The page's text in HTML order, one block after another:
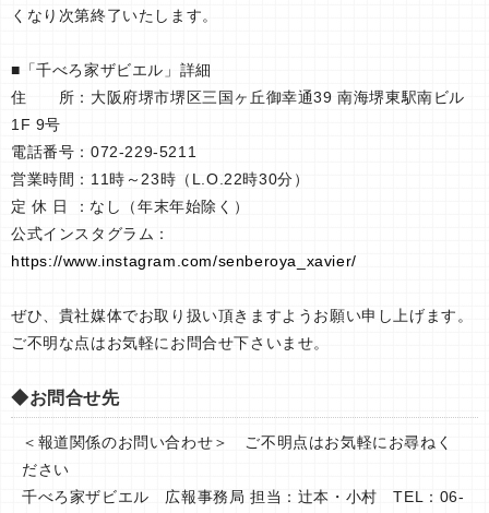
くなり次第終了いたします。
■「千べろ家ザビエル」詳細
住 所：大阪府堺市堺区三国ヶ丘御幸通39 南海堺東駅南ビル
1F 9号
電話番号：072-229-5211
営業時間：11時～23時（L.O.22時30分）
定 休 日 ：なし（年末年始除く）
公式インスタグラム：
https://www.instagram.com/senberoya_xavier/
ぜひ、貴社媒体でお取り扱い頂きますようお願い申し上げます。
ご不明な点はお気軽にお問合せ下さいませ。
◆お問合せ先
＜報道関係のお問い合わせ＞ ご不明点はお気軽にお尋ねく
ださい
千べろ家ザビエル 広報事務局 担当：辻本・小村 TEL：06-